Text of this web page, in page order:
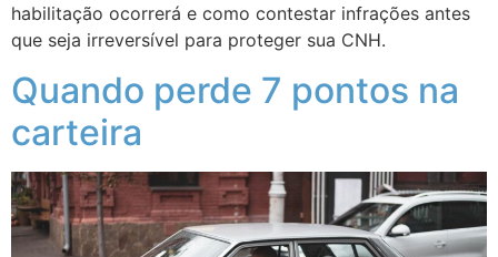
habilitação ocorrerá e como contestar infrações antes
que seja irreversível para proteger sua CNH.
Quando perde 7 pontos na
carteira